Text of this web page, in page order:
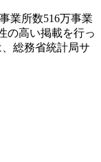
業所数516万事業
の高い掲載を行っ
総務省統計局サ